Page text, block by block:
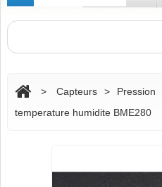
> Capteurs > Pression
temperature humidite BME280